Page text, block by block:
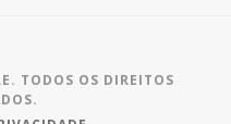
TODOS OS DIREITOS